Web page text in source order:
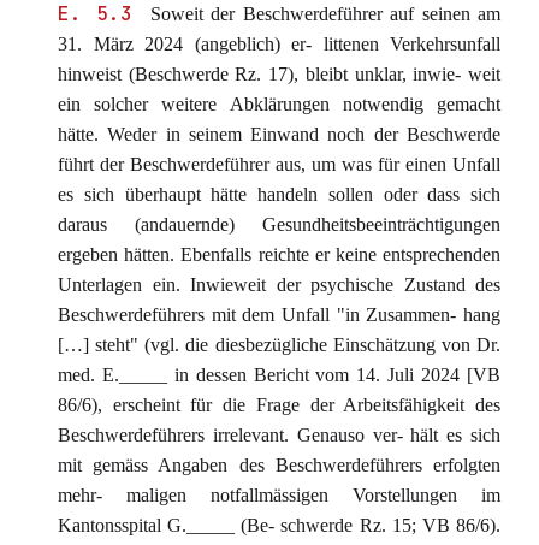
E. 5.3
Soweit der Beschwerdeführer auf seinen am
31. März 2024 (angeblich) er- littenen Verkehrsunfall
hinweist (Beschwerde Rz. 17), bleibt unklar, inwie- weit
ein solcher weitere Abklärungen notwendig gemacht
hätte. Weder in seinem Einwand noch der Beschwerde
führt der Beschwerdeführer aus, um was für einen Unfall
es sich überhaupt hätte handeln sollen oder dass sich
daraus (andauernde) Gesundheitsbeeinträchtigungen
ergeben hätten. Ebenfalls reichte er keine entsprechenden
Unterlagen ein. Inwieweit der psychische Zustand des
Beschwerdeführers mit dem Unfall "in Zusammen- hang
[…] steht" (vgl. die diesbezügliche Einschätzung von Dr.
med. E._____ in dessen Bericht vom 14. Juli 2024 [VB
86/6), erscheint für die Frage der Arbeitsfähigkeit des
Beschwerdeführers irrelevant. Genauso ver- hält es sich
mit gemäss Angaben des Beschwerdeführers erfolgten
mehr- maligen notfallmässigen Vorstellungen im
Kantonsspital G._____ (Be- schwerde Rz. 15; VB 86/6).